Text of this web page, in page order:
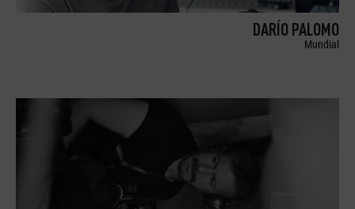
DARÍO PALOMO
Mundial